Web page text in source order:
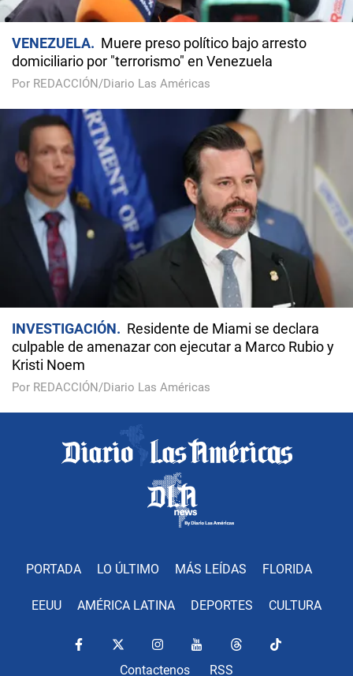
VENEZUELA
Muere preso político bajo arresto
domiciliario por "terrorismo" en Venezuela
Por REDACCIÓN/Diario Las Américas
INVESTIGACIÓN
Residente de Miami se declara
culpable de amenazar con ejecutar a Marco Rubio y
Kristi Noem
Por REDACCIÓN/Diario Las Américas
PORTADA LO ÚLTIMO MÁS LEÍDAS FLORIDA
EEUU AMÉRICA LATINA DEPORTES CULTURA
Contactenos RSS